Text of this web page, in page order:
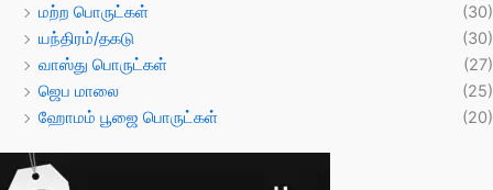
மற்ற பொருட்கள்
(30)
யந்திரம்/தகடு
(30)
வாஸ்து பொருட்கள்
(27)
ஜெப மாலை
(25)
ஹோமம் பூஜை பொருட்கள்
(20)